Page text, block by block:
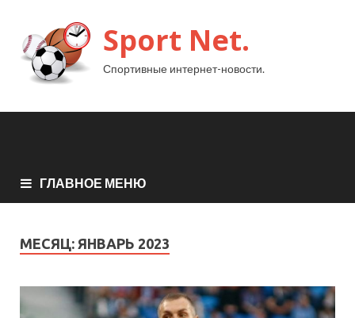
Sport Net.
Спортивные интернет-новости.
ГЛАВНОЕ МЕНЮ
МЕСЯЦ: ЯНВАРЬ 2023